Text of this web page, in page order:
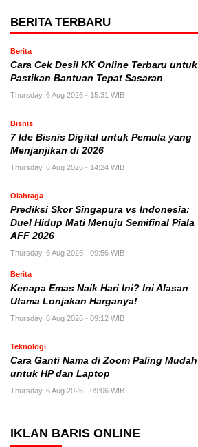
BERITA TERBARU
Berita
Cara Cek Desil KK Online Terbaru untuk
Pastikan Bantuan Tepat Sasaran
Thursday, 6 Aug 2026 - 15:31 WIB
Bisnis
7 Ide Bisnis Digital untuk Pemula yang
Menjanjikan di 2026
Thursday, 6 Aug 2026 - 14:24 WIB
Olahraga
Prediksi Skor Singapura vs Indonesia:
Duel Hidup Mati Menuju Semifinal Piala
AFF 2026
Thursday, 6 Aug 2026 - 09:56 WIB
Berita
Kenapa Emas Naik Hari Ini? Ini Alasan
Utama Lonjakan Harganya!
Thursday, 6 Aug 2026 - 09:12 WIB
Teknologi
Cara Ganti Nama di Zoom Paling Mudah
untuk HP dan Laptop
Thursday, 6 Aug 2026 - 09:06 WIB
IKLAN BARIS ONLINE